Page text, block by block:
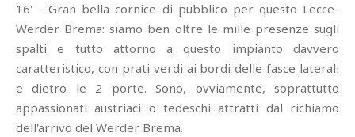
16' - Gran bella cornice di pubblico per questo Lecce-
Werder Brema: siamo ben oltre le mille presenze sugli
spalti e tutto attorno a questo impianto davvero
caratteristico, con prati verdi ai bordi delle fasce laterali
e dietro le 2 porte. Sono, ovviamente, soprattutto
appassionati austriaci o tedeschi attratti dal richiamo
dell'arrivo del Werder Brema.